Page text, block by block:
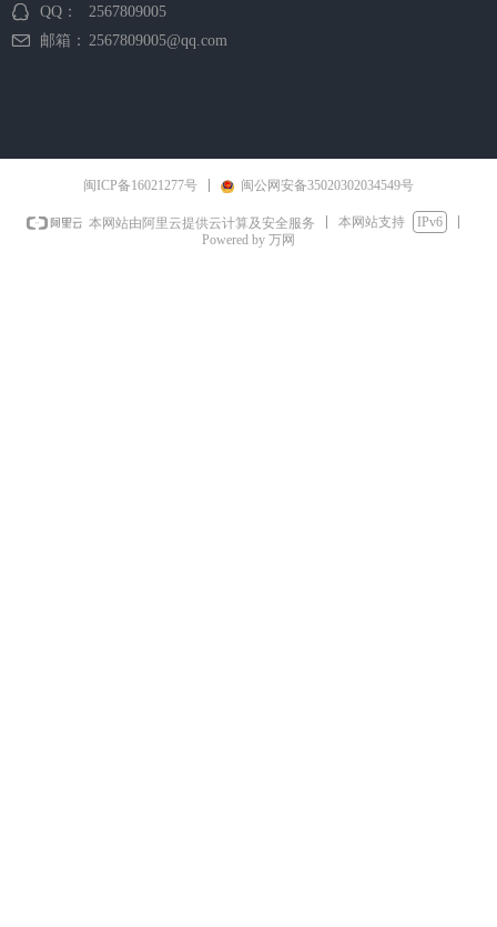
QQ：
2567809005
邮箱： 2567809005@qq.com
闽ICP备16021277号 闽公网安备35020302034549号
本网站由阿里云提供云计算及安全服务 本网站支持
IPv6
Powered by 万网